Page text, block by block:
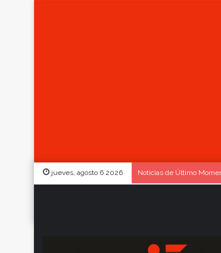
jueves, agosto 6 2026 Noticias de Último
Actualidad/ Patos